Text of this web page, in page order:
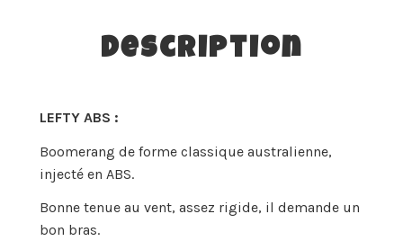
Description
LEFTY ABS :
Boomerang de forme classique australienne,
injecté en ABS.
Bonne tenue au vent, assez rigide, il demande un
bon bras.